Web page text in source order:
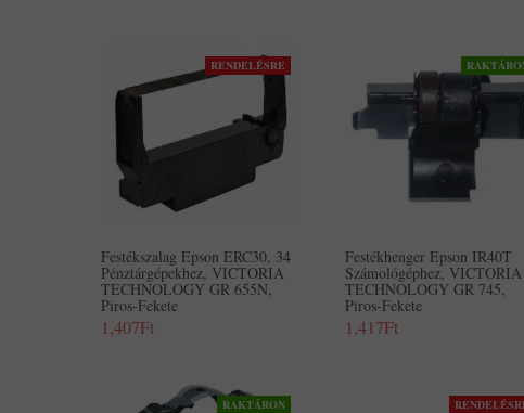
RENDELÉSRE
Festékszalag Epson ERC30, 34
Pénztárgépekhez, VICTORIA
TECHNOLOGY GR 655N,
Piros-Fekete
1,407Ft
Festékhenger Epson IR40T
Számológéphez, VICTORIA
TECHNOLOGY GR 745,
Piros-Fekete
1,417Ft
RAKTÁRON